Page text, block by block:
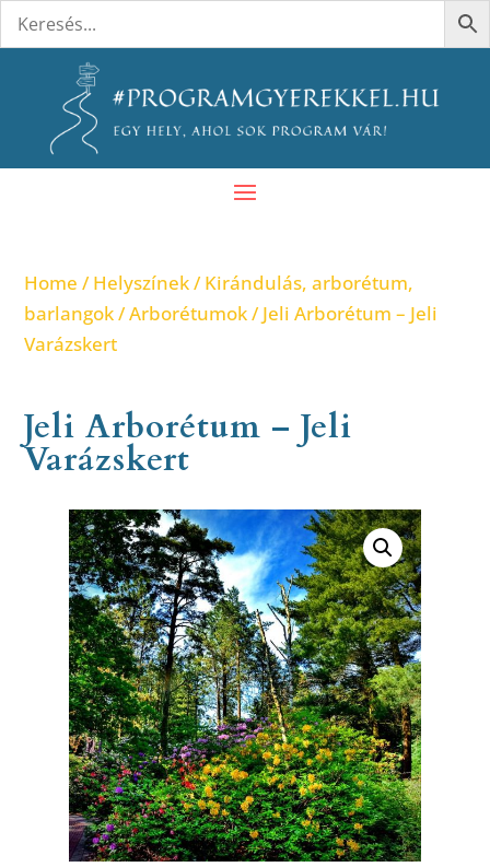
Home /Helyszínek/Kirándulás, arborétum,
barlangok/Arborétumok/ Jeli Arborétum – Jeli
Varázskert
Jeli Arborétum – Jeli
Varázskert